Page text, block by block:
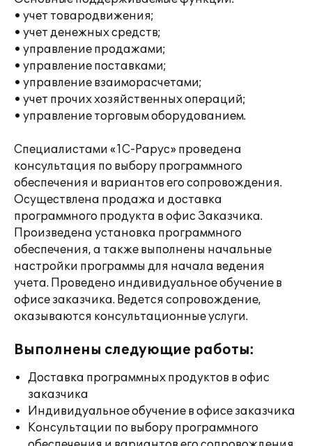
• учет товародвижения;
• учет денежных средств;
• управление продажами;
• управление поставками;
• управление взаиморасчетами;
• учет прочих хозяйственных операций;
• управление торговым оборудованием.
Специалистами «1С-Рарус» проведена
консультация по выбору программного
обеспечения и вариантов его сопровождения.
Осуществлена продажа и доставка
программного продукта в офис Заказчика.
Произведена установка программного
обеспечения, а также выполнены начальные
настройки программы для начала ведения
учета. Проведено индивидуальное обучение в
офисе заказчика. Ведется сопровождение,
оказываются консультационные услуги.
Выполнены следующие работы:
Доставка программных продуктов в офис
заказчика
Индивидуальное обучение в офисе заказчика
Консультации по выбору программного